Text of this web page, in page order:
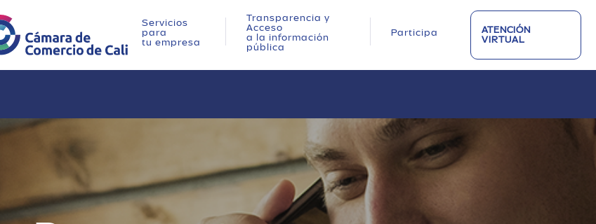
Servicios
para
tu empresa
Transparencia y
Acceso
a la información
pública
Participa
ATENCIÓN
VIRTUAL